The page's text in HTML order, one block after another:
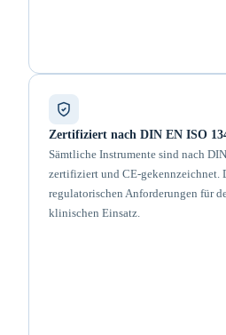
Zertifiziert nach DIN EN ISO
Sämtliche Instrumente sind nach
zertifiziert und CE-gekennzeichnet.
regulatorischen Anforderungen für
klinischen Einsatz.